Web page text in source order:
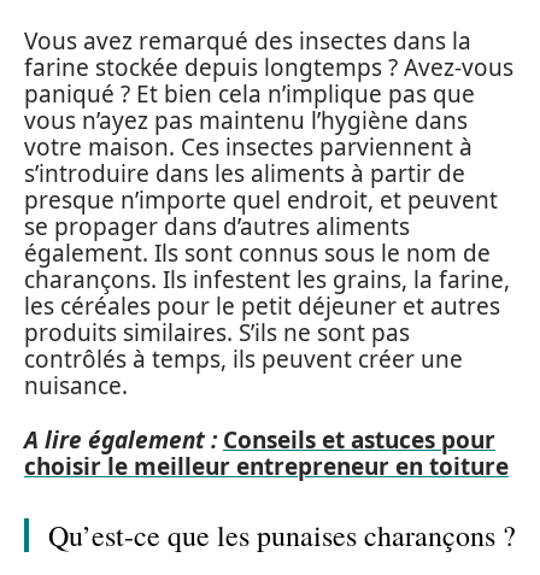
Vous avez remarqué des insectes dans la
farine stockée depuis longtemps ? Avez-vous
paniqué ? Et bien cela n’implique pas que
vous n’ayez pas maintenu l’hygiène dans
votre maison. Ces insectes parviennent à
s’introduire dans les aliments à partir de
presque n’importe quel endroit, et peuvent
se propager dans d’autres aliments
également. Ils sont connus sous le nom de
charançons. Ils infestent les grains, la farine,
les céréales pour le petit déjeuner et autres
produits similaires. S’ils ne sont pas
contrôlés à temps, ils peuvent créer une
nuisance.
A lire également : Conseils et astuces pour
choisir le meilleur entrepreneur en toiture
Qu’est-ce que les punaises charançons ?